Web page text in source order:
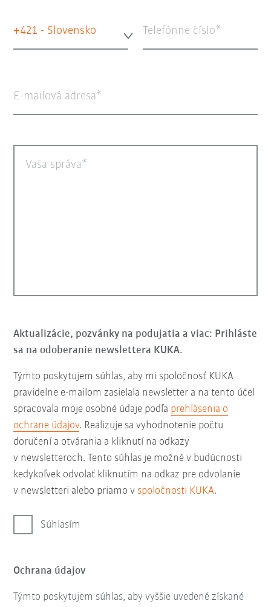
+421 - Slovensko Telefónne číslo
E-mailová adresa
Vaša správa
Aktualizácie, pozvánky na podujatia a viac: Prihláste
sa na odoberanie newslettera KUKA.
Týmto poskytujem súhlas, aby mi spoločnosť KUKA
pravidelne e-mailom zasielala newsletter a na tento účel
spracovala moje osobné údaje podľa prehlásenia o
ochrane údajov. Realizuje sa vyhodnotenie počtu
doručení a otvárania a kliknutí na odkazy
v newsletteroch. Tento súhlas je možné v budúcnosti
kedykoľvek odvolať kliknutím na odkaz pre odvolanie
v newsletteri alebo priamo v spoločnosti KUKA.
Súhlasím
Ochrana údajov
Týmto poskytujem súhlas, aby vyššie uvedené získané